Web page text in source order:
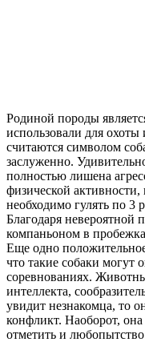
Родиной породы
использовали для
считаются символом
заслуженно.
полностью лишена
физической
необходимо гулять по 3
Благодаря невероятной
компаньоном в
Еще одно
что такие собаки могут
соревнованиях.
интеллекта,
увидит незнакомца, то
конфликт. Наоборот, она
отметить и